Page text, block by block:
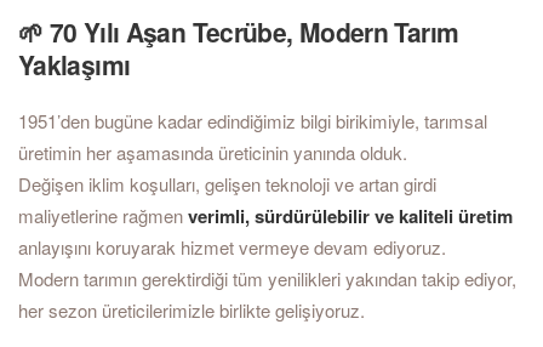
🌱 70 Yılı Aşan Tecrübe, Modern Tarım
Yaklaşımı
1951’den bugüne kadar edindiğimiz bilgi birikimiyle, tarımsal
üretimin her aşamasında üreticinin yanında olduk.
Değişen iklim koşulları, gelişen teknoloji ve artan girdi
maliyetlerine rağmenverimli, sürdürülebilir ve kaliteli üretim
anlayışını koruyarak hizmet vermeye devam ediyoruz.
Modern tarımın gerektirdiği tüm yenilikleri yakından takip ediyor,
her sezon üreticilerimizle birlikte gelişiyoruz.